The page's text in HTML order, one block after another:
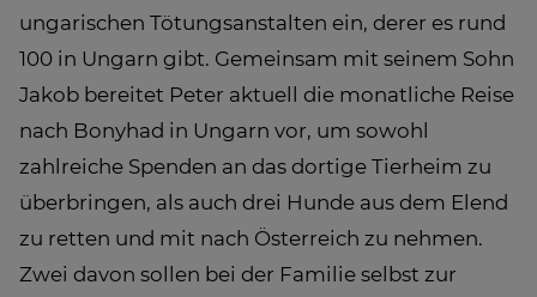
ungarischen Tötungsanstalten ein, derer es rund
100 in Ungarn gibt. Gemeinsam mit seinem Sohn
Jakob bereitet Peter aktuell die monatliche Reise
nach Bonyhad in Ungarn vor, um sowohl
zahlreiche Spenden an das dortige Tierheim zu
überbringen, als auch drei Hunde aus dem Elend
zu retten und mit nach Österreich zu nehmen.
Zwei davon sollen bei der Familie selbst zur